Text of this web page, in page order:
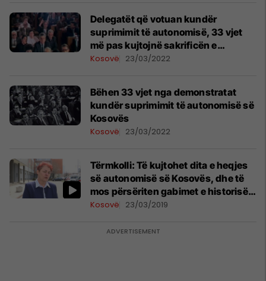
Delegatët që votuan kundër
suprimimit të autonomisë, 33 vjet
më pas kujtojnë sakrificën e
rrezikun
Kosovë 23/03/2022
Bëhen 33 vjet nga demonstratat
kundër suprimimit të autonomisë së
Kosovës
Kosovë 23/03/2022
Tërmkolli: Të kujtohet dita e heqjes
së autonomisë së Kosovës, dhe të
mos përsëriten gabimet e historisë
(Video)
Kosovë 23/03/2019